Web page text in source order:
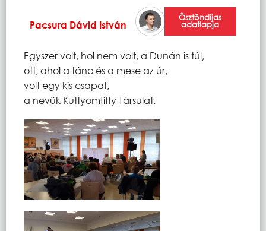
Pacsura Dávid István
Ösztöndíjas
adatlapja
Egyszer volt, hol nem volt, a Dunán is túl,
ott, ahol a tánc és a mese az úr,
volt egy kis csapat,
a nevük Kuttyomfitty Társulat.